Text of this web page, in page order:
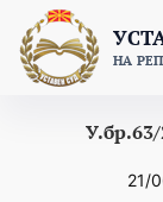
content
НА
21/